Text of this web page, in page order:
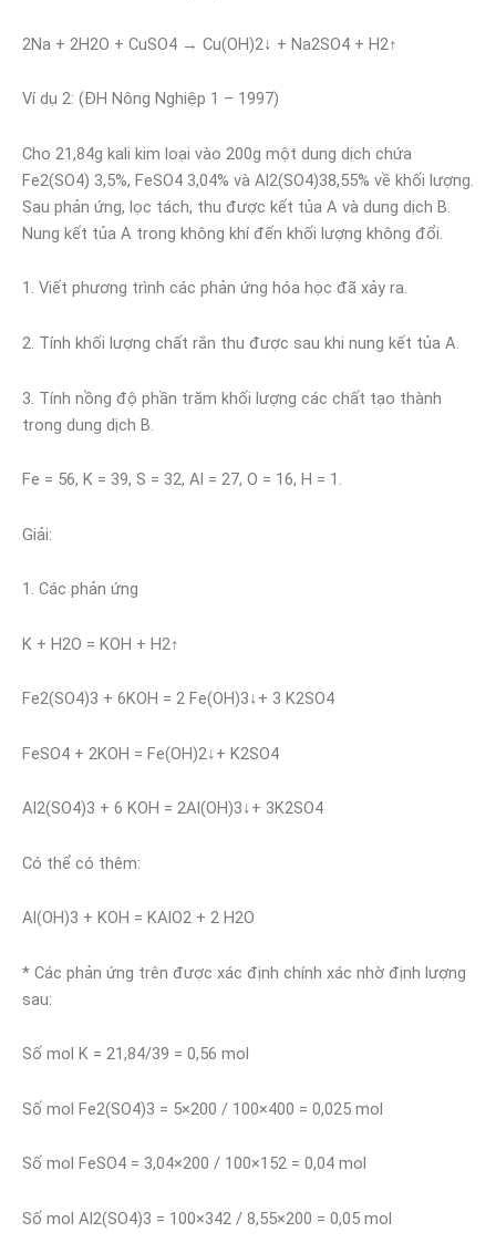
2Na + 2H2O + CuSO4 → Cu(OH)2↓ + Na2SO4 + H2↑
Ví dụ 2: (ĐH Nông Nghiệp 1 – 1997)
Cho 21,84g kali kim loại vào 200g một dung dịch chứa
Fe2(SO4) 3,5%, FeSO4 3,04% và Al2(SO4)38,55% về khối lượng.
Sau phản ứng, lọc tách, thu được kết tủa A và dung dịch B.
Nung kết tủa A trong không khí đến khối lượng không đổi.
1. Viết phương trình các phản ứng hóa học đã xảy ra.
2. Tính khối lượng chất rắn thu được sau khi nung kết tủa A.
3. Tính nồng độ phần trăm khối lượng các chất tạo thành
trong dung dịch B.
Fe = 56, K = 39, S = 32, Al = 27, O = 16, H = 1.
Giải:
1. Các phản ứng
K + H2O = KOH + H2↑
Fe2(SO4)3 + 6KOH = 2 Fe(OH)3↓+ 3 K2SO4
FeSO4 + 2KOH = Fe(OH)2↓+ K2SO4
Al2(SO4)3 + 6 KOH = 2Al(OH)3↓+ 3K2SO4
Có thể có thêm:
Al(OH)3 + KOH = KAlO2 + 2 H2O
* Các phản ứng trên được xác định chính xác nhờ định lượng
sau:
Số mol K = 21,84/39 = 0,56 mol
Số mol Fe2(SO4)3 = 5×200 / 100×400 = 0,025 mol
Số mol FeSO4 = 3,04×200 / 100×152 = 0,04 mol
Số mol Al2(SO4)3 = 100×342 / 8,55×200 = 0,05 mol